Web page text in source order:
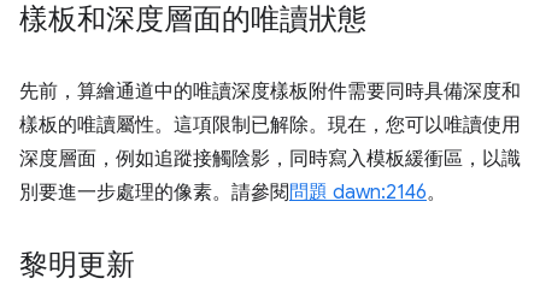
樣板和深度層面的唯讀狀態
先前，算繪通道中的唯讀深度樣板附件需要同時具備深度和
樣板的唯讀屬性。這項限制已解除。現在，您可以唯讀使用
深度層面，例如追蹤接觸陰影，同時寫入模板緩衝區，以識
別要進一步處理的像素。請參閱 問題 dawn:2146。
黎明更新